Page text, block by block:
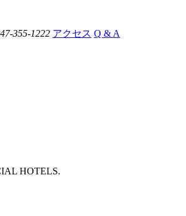
355-1222 アクセス Q & A
HOTELS.